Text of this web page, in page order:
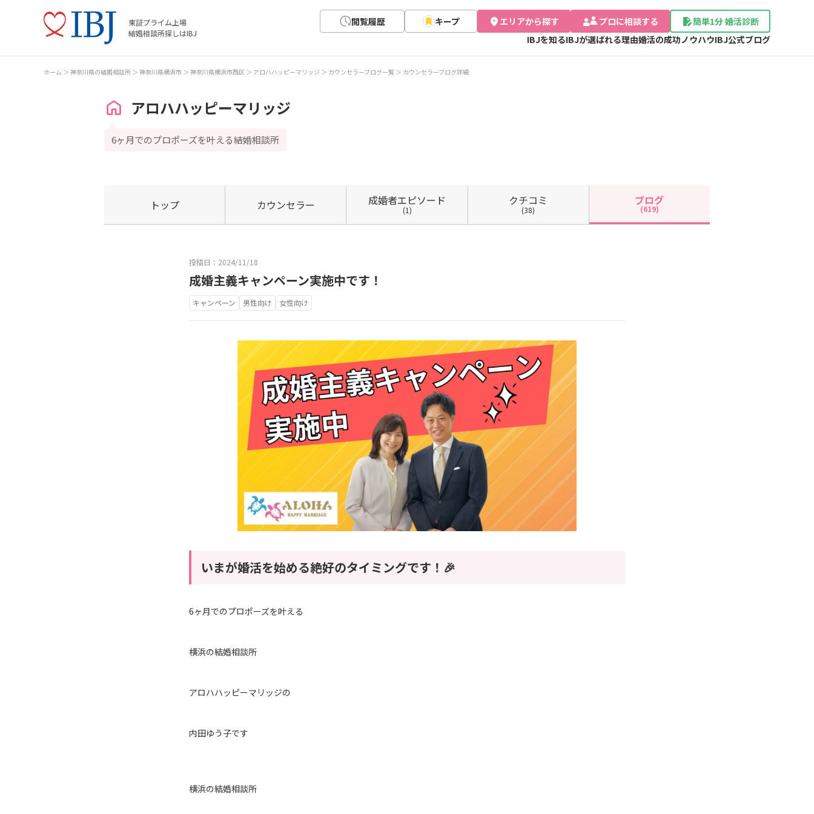
東証プライム上場
結婚相談所探しはIBJ
閲覧履歴 キープ エリアから探す プロに相談する
簡単1分 婚活診断
IBJを知るIBJが選ばれる理由婚活の成功ノウハウIBJ公式ブログ
ホーム 神奈川県の結婚相談所 神奈川県横浜市 神奈川県横浜市西区 アロハハッピーマリッジ カウンセラーブログ一覧 カウンセラーブログ詳細
アロハハッピーマリッジ
6ヶ月でのプロポーズを叶える結婚相談所
トップ カウンセラー 成婚者エピソード
(1)
クチコミ
(38)
ブログ
(619)
投稿日：2024/11/18
成婚主義キャンペーン実施中です！
キャンペーン 男性向け 女性向け
いまが婚活を始める絶好のタイミングです！🎉
6ヶ月でのプロポーズを叶える
横浜の結婚相談所
アロハハッピーマリッジの
内田ゆう子です
横浜の結婚相談所